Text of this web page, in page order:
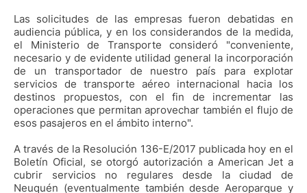
Las solicitudes de las empresas fueron debatidas en
audiencia pública, y en los considerandos de la medida,
el Ministerio de Transporte consideró "conveniente,
necesario y de evidente utilidad general la incorporación
de un transportador de nuestro país para explotar
servicios de transporte aéreo internacional hacia los
destinos propuestos, con el fin de incrementar las
operaciones que permitan aprovechar también el flujo de
esos pasajeros en el ámbito interno".
A través de la Resolución 136-E/2017 publicada hoy en el
Boletín Oficial, se otorgó autorización a American Jet a
cubrir servicios no regulares desde la ciudad de
Neuquén (eventualmente también desde Aeroparque y